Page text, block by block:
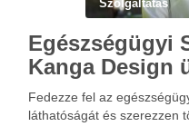
Szolgáltatás
Egészségügyi
Kanga Design
Fedezze fel az
láthatóságát és szerezzen